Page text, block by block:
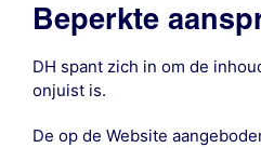
Beperkte
DH spant zich in om de
onjuist is.
De op de Website